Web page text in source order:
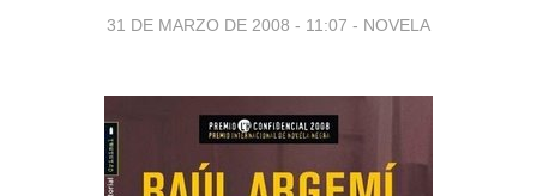
31 DE MARZO DE 2008 - 11:07 - NOVELA